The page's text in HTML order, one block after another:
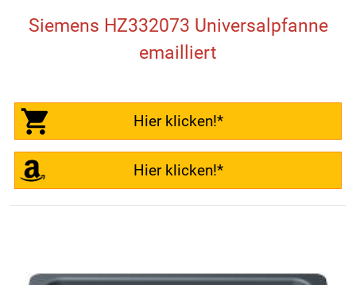
Siemens HZ332073 Universalpfanne
emailliert
Hier klicken!*
Hier klicken!*